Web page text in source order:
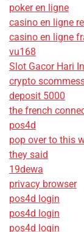
poker en ligne
casino en ligne
casino en ligne
vu168
Slot Gacor Hari
crypto
deposit 5000
the french
pos4d
pop over to this
they said
19dewa
privacy browser
pos4d login
pos4d login
pos4d login